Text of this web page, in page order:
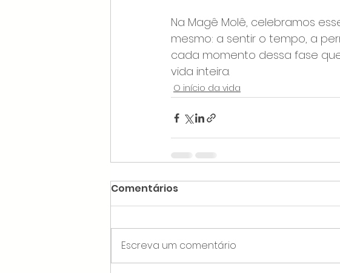
Na Magê Molê, celebramos
mesmo: a sentir o tempo, a
cada momento dessa fase
vida inteira.
O início da vida
Comentários
Escreva um comentário